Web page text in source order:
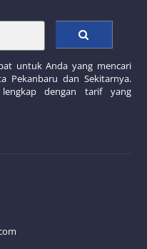
untuk Anda yang mencari
Pekanbaru dan Sekitarnya.
dengan tarif yang